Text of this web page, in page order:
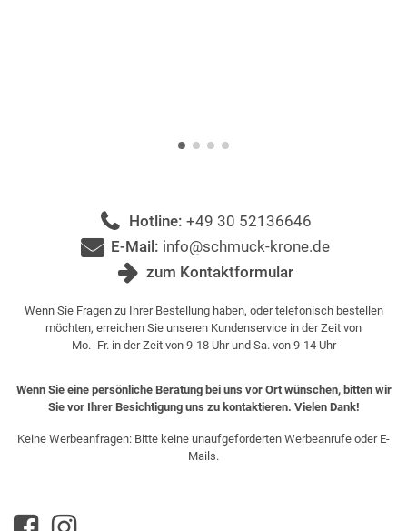
Hotline: +49 30 52136646
E-Mail: info@schmuck-krone.de
zum Kontaktformular
Wenn Sie Fragen zu Ihrer Bestellung haben, oder telefonisch bestellen
möchten, erreichen Sie unseren Kundenservice in der Zeit von
Mo.- Fr. in der Zeit von 9-18 Uhr und Sa. von 9-14 Uhr
Wenn Sie eine persönliche Beratung bei uns vor Ort wünschen, bitten wir
Sie vor Ihrer Besichtigung uns zu kontaktieren. Vielen Dank!
Keine Werbeanfragen: Bitte keine unaufgeforderten Werbeanrufe oder E-
Mails.